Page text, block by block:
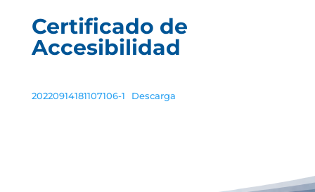
Certificado de
Accesibilidad
20220914181107106-1 Descarga